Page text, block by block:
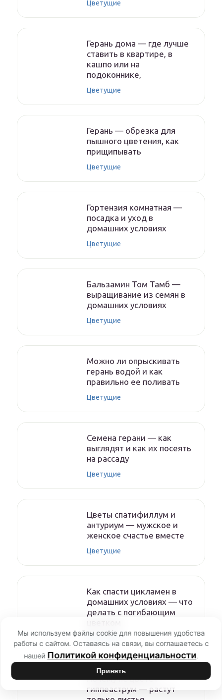
Цветущие
Герань дома — где лучше
ставить в квартире, в
кашпо или на
подоконнике,
Цветущие
Герань — обрезка для
пышного цветения, как
прищипывать
Цветущие
Гортензия комнатная —
посадка и уход в
домашних условиях
Цветущие
Бальзамин Том Тамб —
выращивание из семян в
домашних условиях
Цветущие
Можно ли опрыскивать
герань водой и как
правильно ее поливать
Цветущие
Семена герани — как
выглядят и как их посеять
на рассаду
Цветущие
Цветы спатифиллум и
антуриум — мужское и
женское счастье вместе
Цветущие
Как спасти цикламен в
домашних условиях — что
делать с погибающим
Цветущие
Почему не цветет
гиппеаструм — растут
Мы используем файлы cookie для повышения удобства
работы с сайтом. Оставаясь на связи, вы соглашаетесь с
нашей Политикой конфиденциальности.
Принять